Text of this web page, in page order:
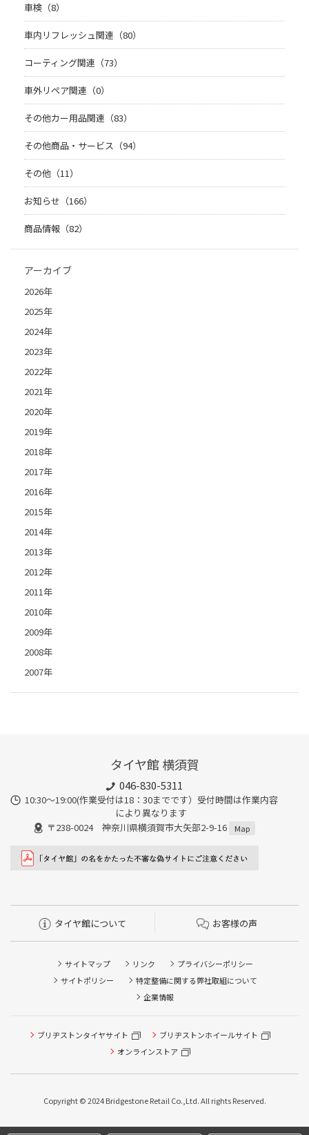
車検（8）
車内リフレッシュ関連（80）
コーティング関連（73）
車外リペア関連（0）
その他カー用品関連（83）
その他商品・サービス（94）
その他（11）
お知らせ（166）
商品情報（82）
アーカイブ
2026年
2025年
2024年
2023年
2022年
2021年
2020年
2019年
2018年
2017年
2016年
2015年
2014年
2013年
2012年
2011年
2010年
2009年
2008年
2007年
タイヤ館 横須賀
046-830-5311
10:30～19:00(作業受付は18：30までです）受付時間は作業内容
により異なります
〒238-0024 神奈川県横須賀市大矢部2-9-16
Map
タイヤ館について お客様の声
サイトマップ リンク
プライバシーポリシー
サイトポリシー
特定整備に関する弊社取組について
企業情報
ブリヂストンタイヤサイト
ブリヂストンホイールサイト
オンラインストア
Copyright © 2024 Bridgestone Retail Co.,Ltd. All rights Reserved.
タイヤ点検・安全点検/タイヤ履き替え/オイル交換/その他
ピット作業の予約
本日のタイヤ履き替え順番待ち予約 ※クローク契約会員の